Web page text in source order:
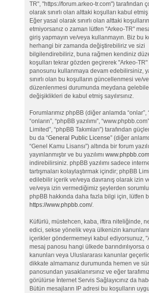
TR", "https://forum.arkeo-tr.com") tarafından
olarak sınırlı olan alttaki koşulları kabul etmiş
Eğer yasal olarak sınırlı olan alttaki
etmiyorsanız o zaman lütfen "Arkeo-TR"
giriş yapmayın ve/veya kullanmayın. Biz bu
herhangi bir zamanda değiştirebiliriz ve sizi
bilgilendirebiliriz, buna rağmen kendiniz
koşulları tekrar gözden geçirerek "Arkeo-TR"
panosunu kullanmaya devam edebilirsiniz,
sınırlı olan bu koşulların güncellenmesi ve/
düzenlenmesi durumunda meydana
değişiklikleri de kabul etmiş sayılırsınız.
Forumlarımız phpBB (diğer anlamda “onlar”,
“onların”, “phpBB yazılımı”,
Limited”, “phpBB Takımları”) tarafından
bu da “General Public License” (diğer
“Genel Kamu Lisansı”) altında bir forum
yayınlanmıştır ve bu yazılımı www.phpbb.com
indirebilirsiniz. phpBB yazılımı sadece
tartışmaları kolaylaştırmak içindir; phpBB
edilebilir içerik ve/veya davranış olarak izin
ve/veya izin vermediğimiz şeylerden
phpBB hakkında daha fazla bilgi için, lütfen
https://www.phpbb.com/.
Küfürlü, müstehcen, kaba, iftira niteliğinde,
edici, sekse yönelik veya ülkenizin
içerikler göndermemeyi kabul ediyorsunuz,
mesaj panosu hangi ülkede barındırılıyorsa
kanunları veya Uluslararası kanunlar
dikkate almamanız durumunda hemen ve
panosundan yasaklanırsınız ve eğer
görülürse İnternet Servis Sağlayıcınız da
Bütün mesajların IP adresi bu koşulların